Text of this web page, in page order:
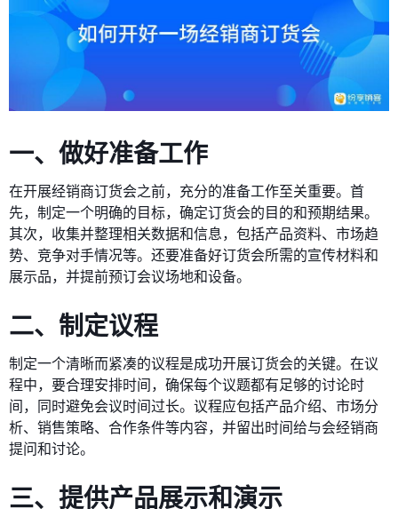
一、做好准备工作
在开展经销商订货会之前，充分的准备工作至关重要。首
先，制定一个明确的目标，确定订货会的目的和预期结果。
其次，收集并整理相关数据和信息，包括产品资料、市场趋
势、竞争对手情况等。还要准备好订货会所需的宣传材料和
展示品，并提前预订会议场地和设备。
二、制定议程
制定一个清晰而紧凑的议程是成功开展订货会的关键。在议
程中，要合理安排时间，确保每个议题都有足够的讨论时
间，同时避免会议时间过长。议程应包括产品介绍、市场分
析、销售策略、合作条件等内容，并留出时间给与会经销商
提问和讨论。
三、提供产品展示和演示